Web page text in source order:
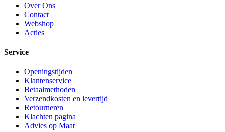
Over Ons
Contact
Webshop
Acties
Service
Openingstijden
Klantenservice
Betaalmethoden
Verzendkosten en levertijd
Retourneren
Klachten pagina
Advies op Maat